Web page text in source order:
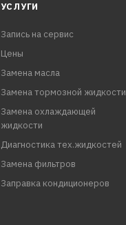
УСЛУГИ
Запись на сервис
Цены
Замена масла
Замена тормозной жидкости
Замена охлаждающей
жидкости
Диагностика тех.жидкостей
Замена фильтров
Заправка кондиционеров